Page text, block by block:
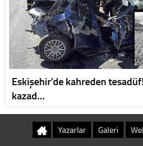
Eskişehir’de kahreden
kazad…
Yazarlar Galeri